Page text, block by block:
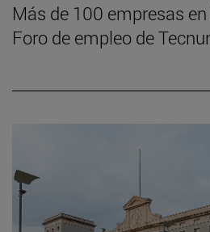
Más de 100 empresas
Foro de empleo de